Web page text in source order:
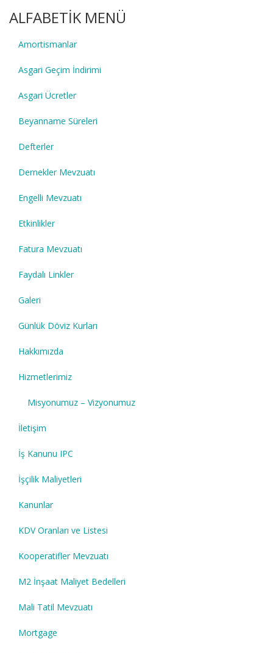
ALFABETİK MENÜ
Amortismanlar
Asgari Geçim İndirimi
Asgari Ücretler
Beyanname Süreleri
Defterler
Dernekler Mevzuatı
Engelli Mevzuatı
Etkinlikler
Fatura Mevzuatı
Faydalı Linkler
Galeri
Günlük Döviz Kurları
Hakkımızda
Hizmetlerimiz
Misyonumuz – Vizyonumuz
İletişim
İş Kanunu IPC
İşçilik Maliyetleri
Kanunlar
KDV Oranları ve Listesi
Kooperatifler Mevzuatı
M2 İnşaat Maliyet Bedelleri
Mali Tatil Mevzuatı
Mortgage